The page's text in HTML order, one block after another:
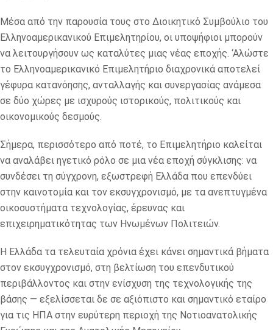
Μέσα από την παρουσία τους στο Διοικητικό Συμβούλιο του
Ελληνοαμερικανικού Επιμελητηρίου, οι υποψήφιοι μπορούν
να λειτουργήσουν ως καταλύτες μιας νέας εποχής. ‘Αλώστε
το Ελληνοαμερικανικό Επιμελητήριο διαχρονικά αποτελεί
γέφυρα κατανόησης, ανταλλαγής και συνεργασίας ανάμεσα
σε δύο χώρες με ισχυρούς ιστορικούς, πολιτικούς και
οικονομικούς δεσμούς.
Σήμερα, περισσότερο από ποτέ, το Επιμελητήριο καλείται
να αναλάβει ηγετικό ρόλο σε μια νέα εποχή σύγκλισης: να
συνδέσει τη σύγχρονη, εξωστρεφή Ελλάδα που επενδύει
στην καινοτομία και τον εκσυγχρονισμό, με τα ανεπτυγμένα
οικοσυστήματα τεχνολογίας, έρευνας και
επιχειρηματικότητας των Ηνωμένων Πολιτειών.
Η Ελλάδα τα τελευταία χρόνια έχει κάνει σημαντικά βήματα
στον εκσυγχρονισμό, στη βελτίωση του επενδυτικού
περιβάλλοντος και στην ενίσχυση της τεχνολογικής της
βάσης — εξελίσσεται δε σε αξιόπιστο και σημαντικό εταίρο
για τις ΗΠΑ στην ευρύτερη περιοχή της Νοτιοανατολικής